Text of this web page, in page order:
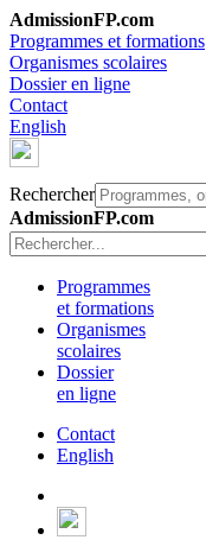
AdmissionFP.com
Programmes et formations
Organismes scolaires
Dossier en ligne
Contact
English
Rechercher
AdmissionFP.com
Programmes
et formations
Organismes
scolaires
Dossier
en ligne
Contact
English